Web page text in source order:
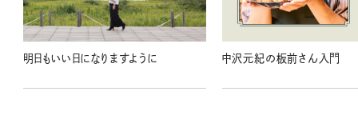
明日もいい日になりますように 中沢元紀の板前さん入門